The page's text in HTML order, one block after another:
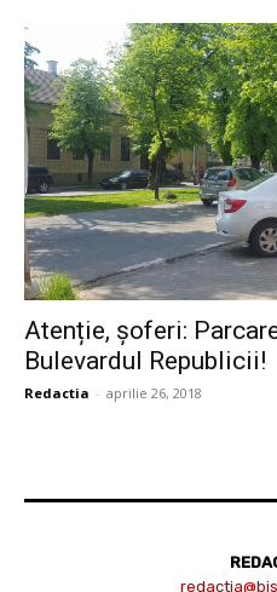
Atenție, șoferi:
Bulevardul Republicii!
Redactia - aprilie 26, 2018